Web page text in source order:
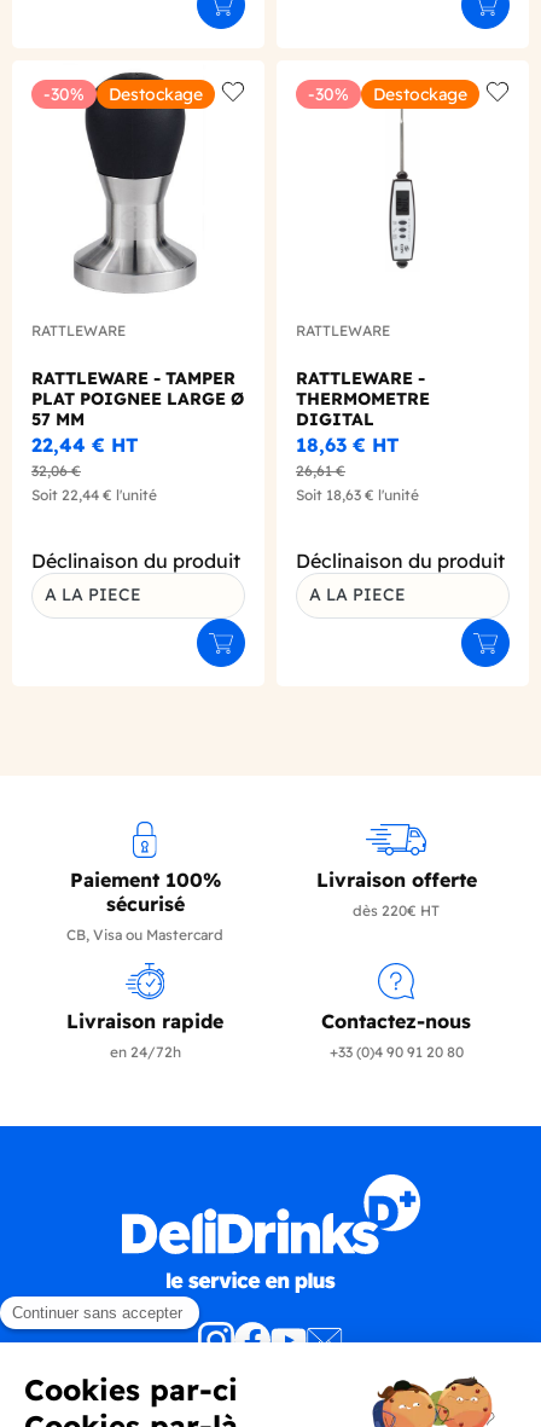
Ajouter au panier
-30% Destockage
Add to wishlist
RATTLEWARE
RATTLEWARE - TAMPER
PLAT POIGNEE LARGE Ø
57 MM
22,44 € HT
32,06 €
Soit 22,44 € l'unité
Déclinaison du produit
A LA PIECE
Ajouter au panier
-30% Destockage
RATTLEWARE
RATTLEWARE -
THERMOMETRE
DIGITAL
18,63 € HT
26,61 €
Soit 18,63 € l'unité
Déclinaison du produit
A LA PIECE
Paiement 100%
sécurisé
CB, Visa ou Mastercard
Livraison offerte
dès 220€ HT
Livraison rapide
en 24/72h
Contactez-nous
+33 (0)4 90 91 20 80